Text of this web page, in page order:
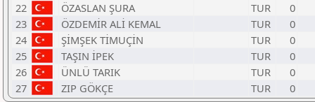
22
ÖZASLAN ŞURA TUR
0
23
ÖZDEMİR ALİ KEMAL TUR
0
24
ŞİMŞEK TİMUÇİN TUR
0
25
TAŞIN İPEK TUR
0
26
ÜNLÜ TARIK TUR
0
27
ZIP GÖKÇE TUR 0